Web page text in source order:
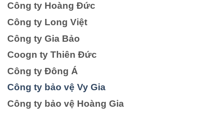
Công ty Hoàng Đức
Công ty Long Việt
Công ty Gia Bảo
Coogn ty Thiên Đức
Công ty Đông Á
Công ty bảo vệ Vy Gia
Công ty bảo vệ Hoàng Gia